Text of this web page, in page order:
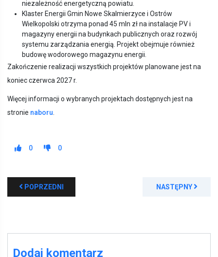
niezależność energetyczną powiatu.
Klaster Energii Gmin Nowe Skalmierzyce i Ostrów
Wielkopolski otrzyma ponad 45 mln zł na instalacje PV i
magazyny energii na budynkach publicznych oraz rozwój
systemu zarządzania energią. Projekt obejmuje również
budowę wodorowego magazynu energii.
Zakończenie realizacji wszystkich projektów planowane jest na
koniec czerwca 2027 r.
Więcej informacji o wybranych projektach dostępnych jest na
stronie naboru
0 0
POPRZEDNI NASTĘPNY
Dodaj komentarz